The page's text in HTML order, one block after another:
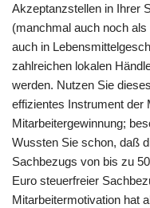
Akzeptanzstellen in Ihrer
(manchmal auch noch
auch in
zahlreichen lokalen
werden. Nutzen Sie
effizientes Instrument der
Mitarbeitergewinnung;
Wussten Sie schon, daß
Sachbezugs von bis zu
Euro steuerfreier
Mitarbeitermotivation hat